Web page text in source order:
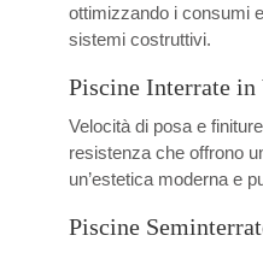
ottimizzando i consumi
sistemi costruttivi.
Piscine Interrate in
Velocità di posa e
resistenza che offrono
un’estetica moderna e
Piscine